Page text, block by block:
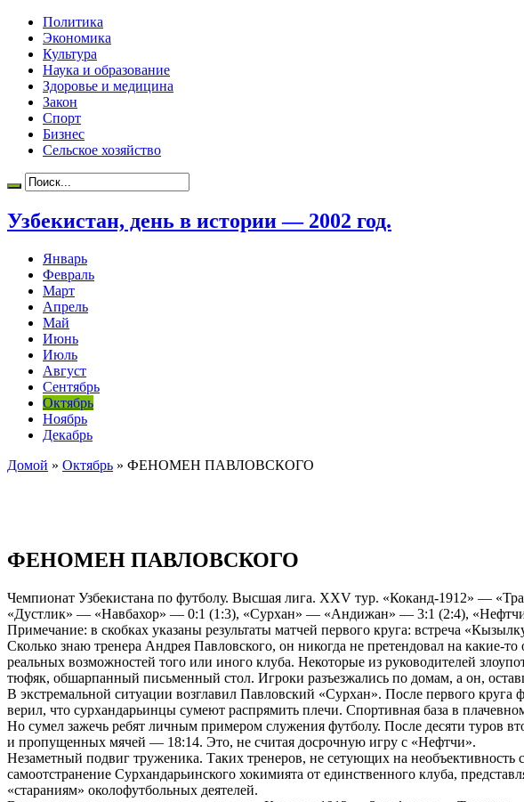
Политика
Экономика
Культура
Наука и образование
Здоровье и медицина
Закон
Спорт
Бизнес
Сельское хозяйство
Узбекистан, день в истории — 2002 год.
Январь
Февраль
Март
Апрель
Май
Июнь
Июль
Август
Сентябрь
Октябрь
Ноябрь
Декабрь
Домой » Октябрь » ФЕНОМЕН ПАВЛОВСКОГО
ФЕНОМЕН ПАВЛОВСКОГО
Чемпионат Узбекистана по футболу. Высшая лига. XXV тур. «Коканд-1912» —
«Дустлик» — «Навбахор» — 0:1 (1:3), «Сурхан» — «Андижан» — 3:1 (2:4),
Примечание: в скобках указаны результаты матчей первого круга: встреча
Сколько знаю тренера Андрея Павловского, он никогда не претендовал на какие-
реальных возможностей того или иного клуба. Некоторые из руководителей
тюфяк, обшарпанный письменный стол. Игроки разъезжались по домам, а он,
В экстремальной ситуации возглавил Павловский «Сурхан». После первого
верил, что сурхандарьинцы сумеют распрямить плечи. Спортивная база в
Но сумел зажечь ребят личным примером служения футболу. После десяти туров
и пропущенных мячей — 18:14. Это, не считая досрочную игру с «Нефтчи».
Незаметный подвиг труженика. Таких тренеров, не сетующих на
самоотстранение Сурхандарьинского хокимията от единственного клуба,
«стараниям» околофутбольных деятелей.